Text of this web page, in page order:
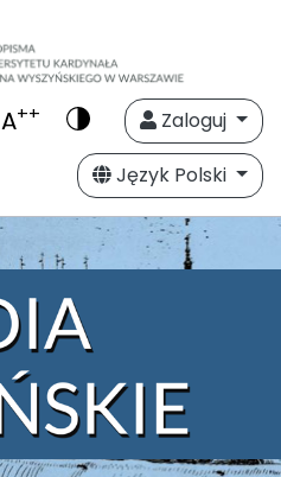
A++
Zaloguj
Język Polski